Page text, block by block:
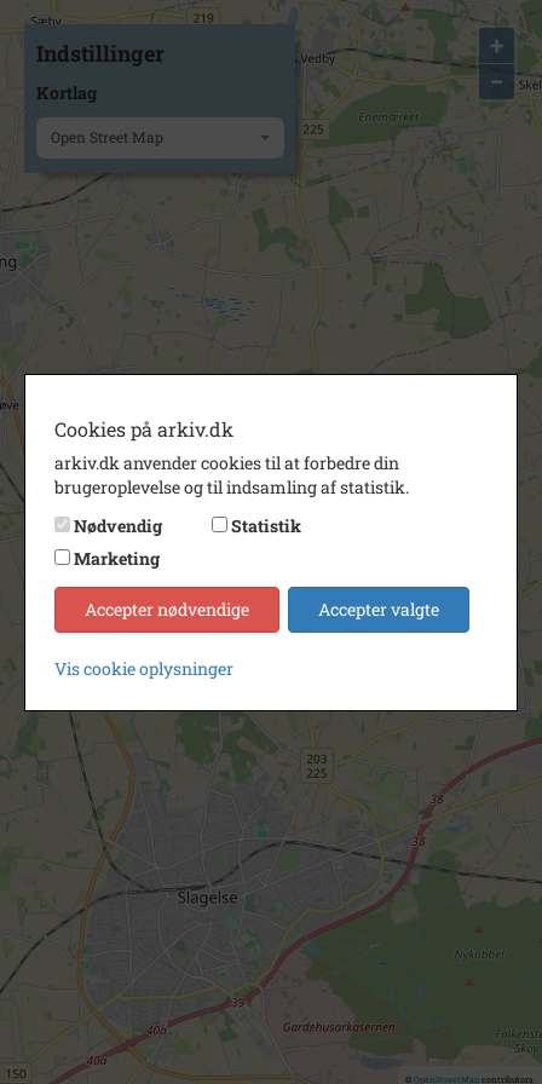
+
−
© OpenStreetMapcontributors.
Indstillinger
Kortlag
Open Street Map
Cookies på arkiv.dk
arkiv.dk anvender cookies til at forbedre din
brugeroplevelse og til indsamling af statistik.
Nødvendig
Statistik
Marketing
Accepter nødvendige Accepter valgte
Vis cookie oplysninger